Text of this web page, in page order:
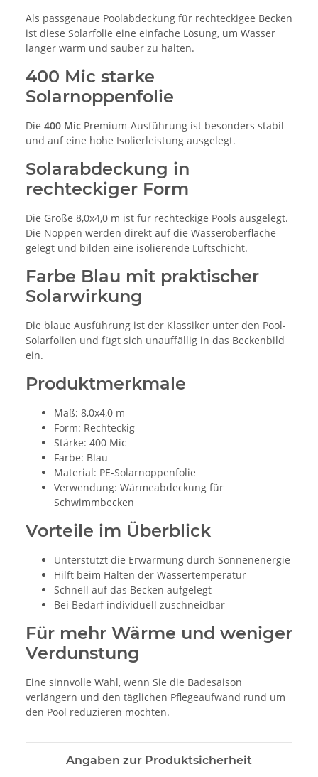
Als passgenaue Poolabdeckung für rechteckigee Becken
ist diese Solarfolie eine einfache Lösung, um Wasser
länger warm und sauber zu halten.
400 Mic starke
Solarnoppenfolie
Die 400 Mic Premium-Ausführung ist besonders stabil
und auf eine hohe Isolierleistung ausgelegt.
Solarabdeckung in
rechteckiger Form
Die Größe 8,0x4,0 m ist für rechteckige Pools ausgelegt.
Die Noppen werden direkt auf die Wasseroberfläche
gelegt und bilden eine isolierende Luftschicht.
Farbe Blau mit praktischer
Solarwirkung
Die blaue Ausführung ist der Klassiker unter den Pool-
Solarfolien und fügt sich unauffällig in das Beckenbild
ein.
Produktmerkmale
Maß: 8,0x4,0 m
Form: Rechteckig
Stärke: 400 Mic
Farbe: Blau
Material: PE-Solarnoppenfolie
Verwendung: Wärmeabdeckung für
Schwimmbecken
Vorteile im Überblick
Unterstützt die Erwärmung durch Sonnenenergie
Hilft beim Halten der Wassertemperatur
Schnell auf das Becken aufgelegt
Bei Bedarf individuell zuschneidbar
Für mehr Wärme und weniger
Verdunstung
Eine sinnvolle Wahl, wenn Sie die Badesaison
verlängern und den täglichen Pflegeaufwand rund um
den Pool reduzieren möchten.
Angaben zur Produktsicherheit